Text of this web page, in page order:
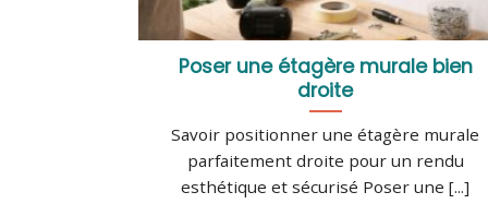
Poser une étagère murale bien
droite
Savoir positionner une étagère murale
parfaitement droite pour un rendu
esthétique et sécurisé Poser une [...]